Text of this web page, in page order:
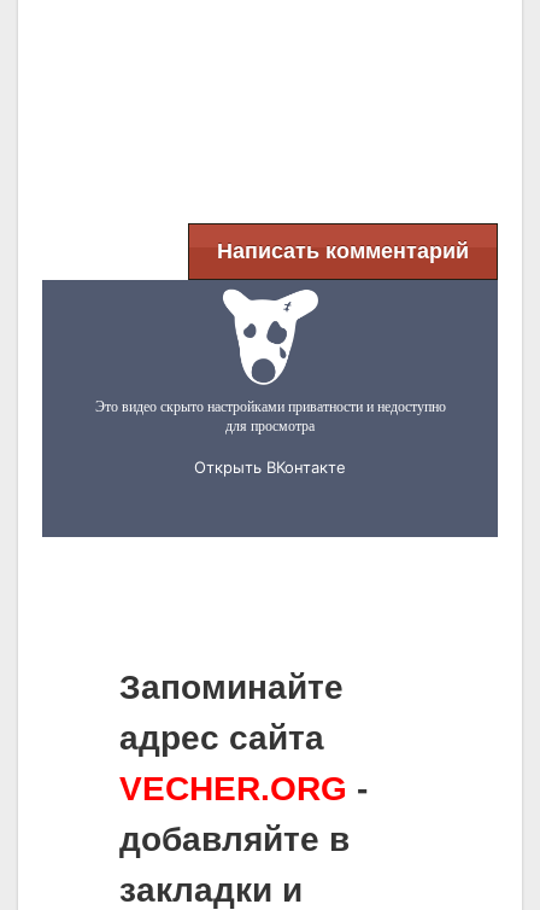
Написать комментарий
Запоминайте
адрес сайта
VECHER.ORG -
добавляйте в
закладки и